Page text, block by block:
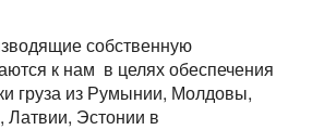
собственную
к нам в целях обеспечения
груза из Румынии, Молдовы,
Латвии, Эстонии в